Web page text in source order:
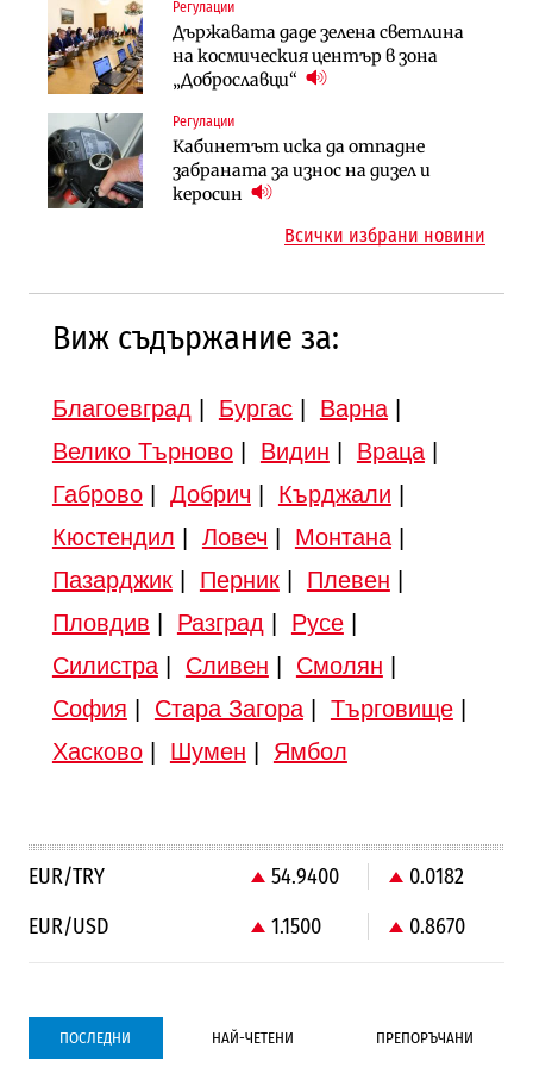
Регулации
Държавата даде зелена светлина
на космическия център в зона
„Доброславци“
Регулации
Кабинетът иска да отпадне
забраната за износ на дизел и
керосин
Компании
„Ендуросат“ ще строи огромен
космически и отбранителен
Инфраструктура
АПИ възложи промяната на
парцеларния план за
Инфраструктура
Вторият мост над Варненското
езеро става част от бъдещата
магистрала „Черно море“
Публични финанси
Регионалният министър поема „на
ръчно управление“ общинската
инвестиционна програма
Всички избрани новини
Виж съдържание за:
Благоевград Бургас| Варна|
Велико Търново| Видин Враца|
Габрово| Добрич Кърджали
Кюстендил
Ловеч Монтана|
Пазарджик| Перник| Плевен
Пловдив
Разград Русе|
Силистра| Сливен Смолян
София
Стара Загора| Търговище|
Хасково| Шумен Ямбол
EUR/TRY 54.9400
0.0182
EUR/USD
1.1500 0.8670
ПОСЛЕДНИ НАЙ-ЧЕТЕНИ ПРЕПОРЪЧАНИ